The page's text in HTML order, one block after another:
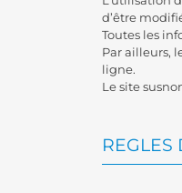
d’être
Toutes les
Par ailleurs,
ligne.
Le site
REGLES